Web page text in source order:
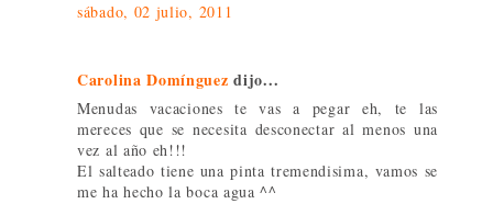
sábado, 02 julio, 2011
Carolina Domínguez dijo...
Menudas vacaciones te vas a pegar eh, te las
mereces que se necesita desconectar al menos una
vez al año eh!!!
El salteado tiene una pinta tremendisima, vamos se
me ha hecho la boca agua ^^